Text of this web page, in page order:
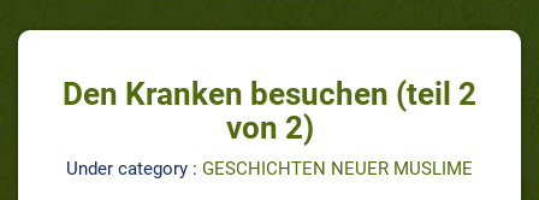
Den Kranken besuchen (teil 2
von 2)
Under category : GESCHICHTEN NEUER MUSLIME